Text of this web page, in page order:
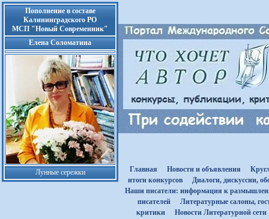
Пополнение в составе
Калининградского РО
МСП "Новый Современник"
Елена Соломатина
Лунные сережки Главная Новости и объявления
итоги конкурсов
Диалоги, дискуссии,
Наши писатели: информация к
писателей
Литературные салоны,
критики
Новости Литературной сети